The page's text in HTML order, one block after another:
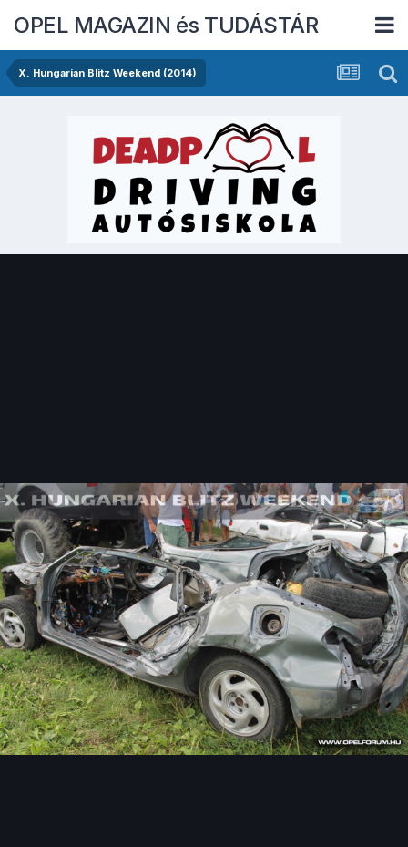
OPEL MAGAZIN és TUDÁSTÁR
X. Hungarian Blitz Weekend (2014)